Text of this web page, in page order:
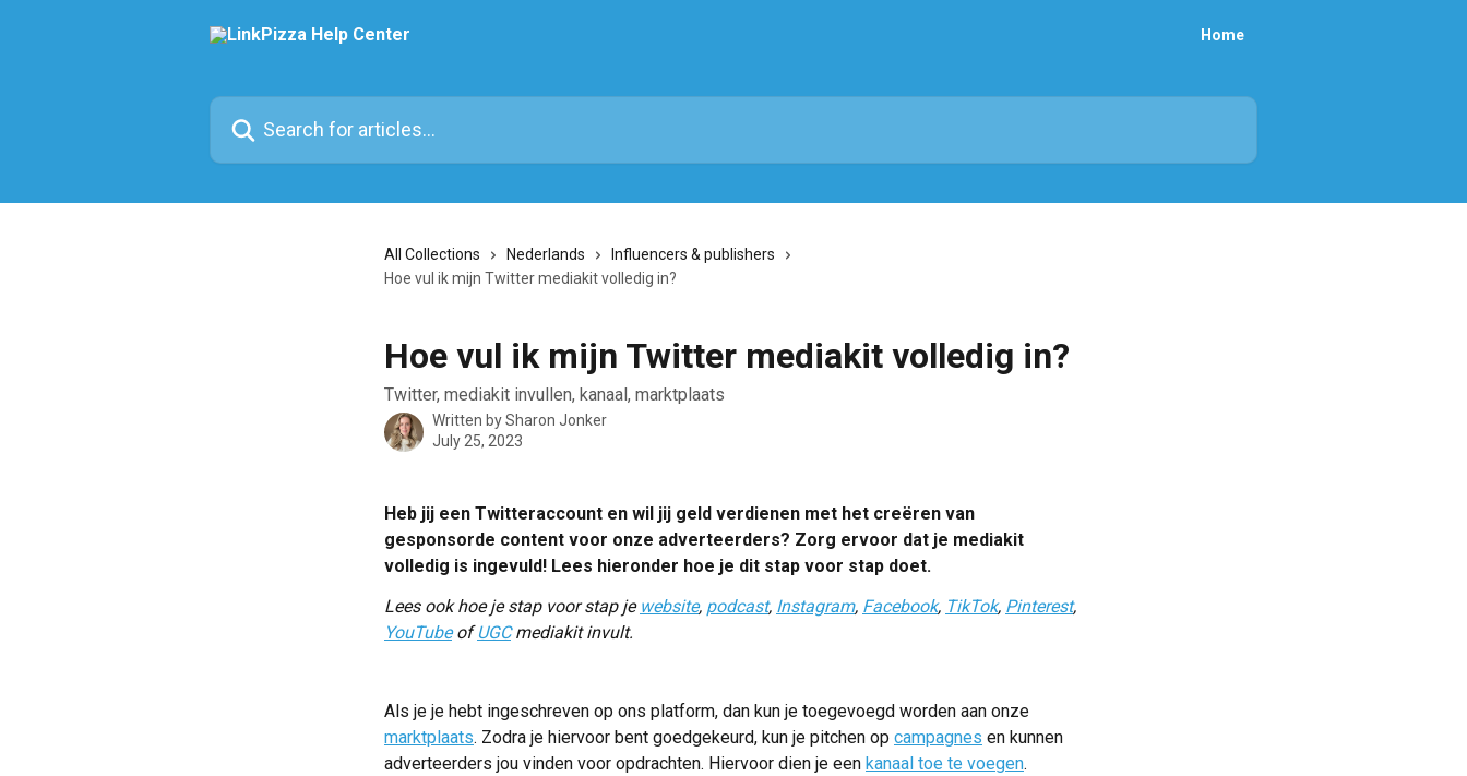
Home
Search for articles...
All Collections Nederlands
Influencers & publishers
Hoe vul ik mijn Twitter mediakit volledig in?
Hoe vul ik mijn Twitter mediakit volledig in?
Twitter, mediakit invullen, kanaal, marktplaats
Written bySharon Jonker
July 25, 2023
Heb jij een Twitteraccount en wil jij geld verdienen met het creëren van
gesponsorde content voor onze adverteerders? Zorg ervoor dat je mediakit
volledig is ingevuld! Lees hieronder hoe je dit stap voor stap doet.
Lees ook hoe je stap voor stap je website, podcast, Instagram, Facebook, TikTok, Pinterest,
YouTube of UGC mediakit invult.
Als je je hebt ingeschreven op ons platform, dan kun je toegevoegd worden aan onze
marktplaats. Zodra je hiervoor bent goedgekeurd, kun je pitchen op campagnes en kunnen
adverteerders jou vinden voor opdrachten. Hiervoor dien je een kanaal toe te voegen.